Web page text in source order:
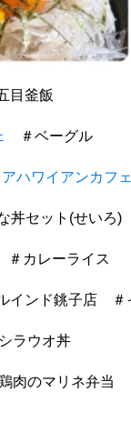
目釜飯
＃ベーグル
ハワイアンカフェ
丼セット(せいろ)
＃カレーライス
インド銚子店
ラウオ丼
肉のマリネ弁当